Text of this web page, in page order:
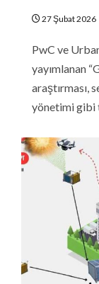
27 Şubat 2026
PwC ve
yayımlanan
araştırması,
yönetimi gibi